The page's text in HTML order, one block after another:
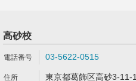
高砂校
03-5622-0515
東京都葛飾区高砂3-11-